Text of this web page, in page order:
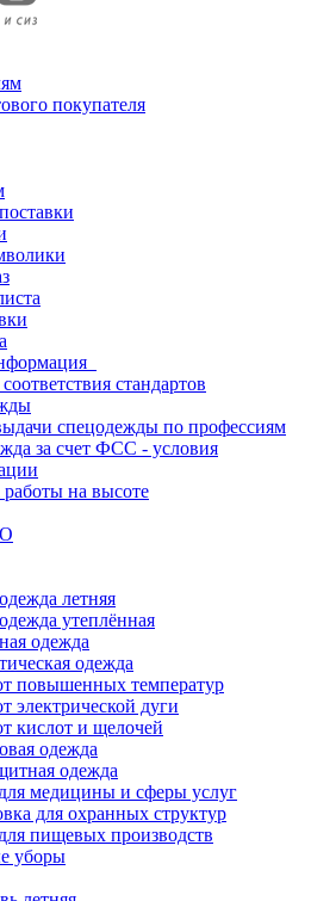
покупателя
стандартов
спецодежды по профессиям
за счет ФСС - условия
на высоте
летняя
утеплённая
одежда
одежда
повышенных температур
электрической дуги
кислот и щелочей
одежда
одежда
медицины и сферы услуг
для охранных структур
пищевых производств
уборы